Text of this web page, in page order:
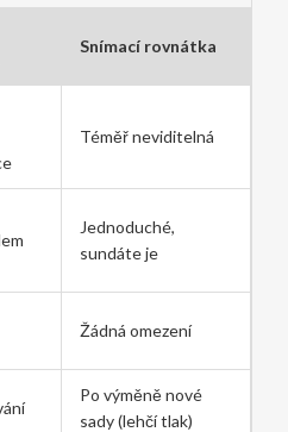
Snímací rovnátka
Téměř neviditelná
Jednoduché,
sundáte je
Žádná omezení
Po výměně nové
sady (lehčí tlak)